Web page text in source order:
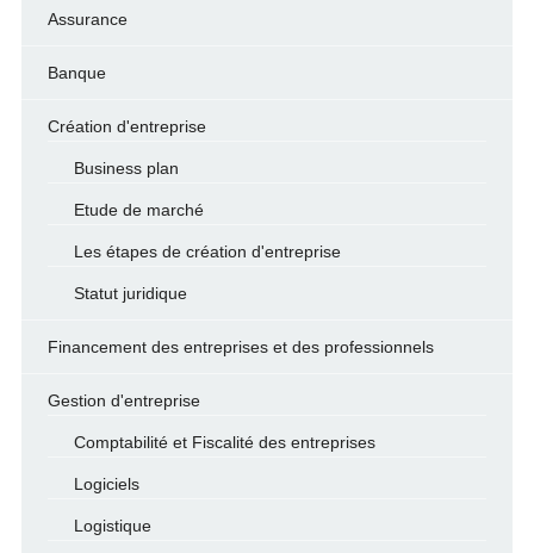
Assurance
Banque
Création d'entreprise
Business plan
Etude de marché
Les étapes de création d'entreprise
Statut juridique
Financement des entreprises et des professionnels
Gestion d'entreprise
Comptabilité et Fiscalité des entreprises
Logiciels
Logistique